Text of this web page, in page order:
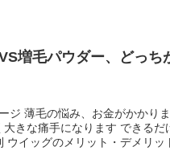
増毛パウダー、どっ
コンタクトレンズ、
きるだけ安く済ませたいのが本音ですが、良いものは高いのが
ウイッグのメリット・デメリッ